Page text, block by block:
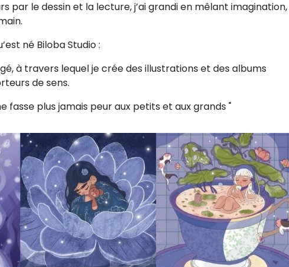
par le dessin et la lecture, j’ai grandi en mêlant imagination,
né Biloba Studio :
à travers lequel je crée des illustrations et des albums
de sens.
fasse plus jamais peur aux petits et aux grands "